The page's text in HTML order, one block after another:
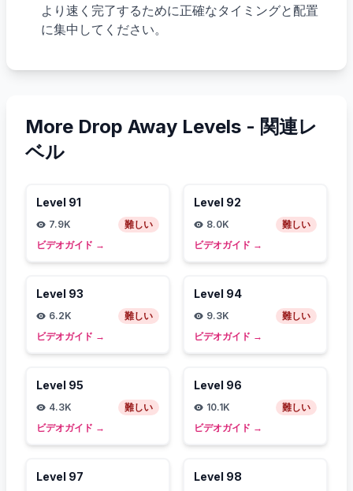
より速く完了するために正確なタイミングと配置
に集中してください。
More Drop Away Levels - 関連レ
ベル
Level 91
7.9K
難しい
ビデオガイド →
Level 92
8.0K
難しい
ビデオガイド →
Level 93
6.2K
難しい
ビデオガイド →
Level 94
9.3K
難しい
ビデオガイド →
Level 95
4.3K
難しい
ビデオガイド →
Level 96
10.1K
難しい
ビデオガイド →
Level 97 Level 98